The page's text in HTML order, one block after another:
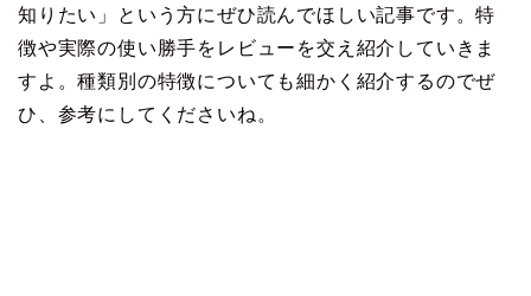
知りたい」という方にぜひ読んでほしい記事です。特
徴や実際の使い勝手をレビューを交え紹介していきま
すよ。種類別の特徴についても細かく紹介するのでぜ
ひ、参考にしてくださいね。